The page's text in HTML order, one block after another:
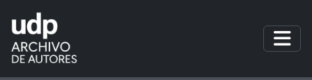
Skip to main content